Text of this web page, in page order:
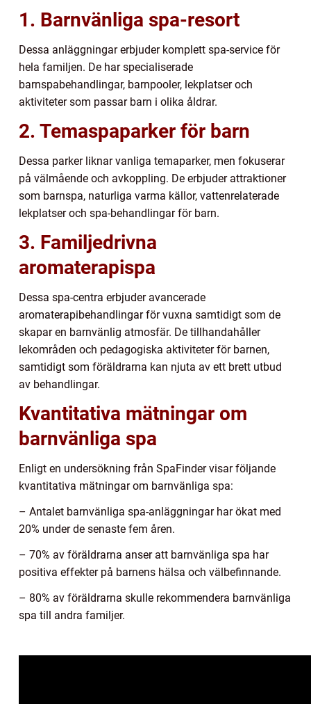
1. Barnvänliga spa-resort
Dessa anläggningar erbjuder komplett spa-service för
hela familjen. De har specialiserade
barnspabehandlingar, barnpooler, lekplatser och
aktiviteter som passar barn i olika åldrar.
2. Temaspaparker för barn
Dessa parker liknar vanliga temaparker, men fokuserar
på välmående och avkoppling. De erbjuder attraktioner
som barnspa, naturliga varma källor, vattenrelaterade
lekplatser och spa-behandlingar för barn.
3. Familjedrivna
aromaterapispa
Dessa spa-centra erbjuder avancerade
aromaterapibehandlingar för vuxna samtidigt som de
skapar en barnvänlig atmosfär. De tillhandahåller
lekområden och pedagogiska aktiviteter för barnen,
samtidigt som föräldrarna kan njuta av ett brett utbud
av behandlingar.
Kvantitativa mätningar om
barnvänliga spa
Enligt en undersökning från SpaFinder visar följande
kvantitativa mätningar om barnvänliga spa:
– Antalet barnvänliga spa-anläggningar har ökat med
20% under de senaste fem åren.
– 70% av föräldrarna anser att barnvänliga spa har
positiva effekter på barnens hälsa och välbefinnande.
– 80% av föräldrarna skulle rekommendera barnvänliga
spa till andra familjer.